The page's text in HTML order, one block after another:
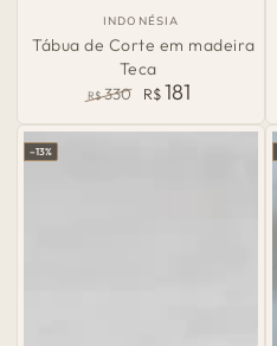
País
de
INDONÉSIA
Tábua de Corte em madeira
Teca
normal
R$ 330
de
R$181
–13%